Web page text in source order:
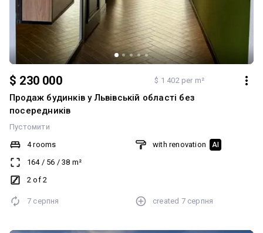
$ 230 000 $ 1 402 per m²
Продаж будинків у Львівській області без
посередників
Пустомити
4 rooms
164/ 56 /38 m²
2 of 2
with renovation AI
7 серпня created 7 серпня